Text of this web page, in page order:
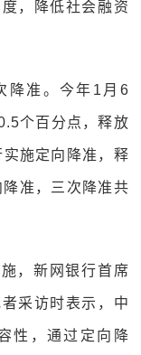
，降低社会融资
降准。今年1月6
个百分点，释放
施定向降准，释
准，三次降准共
，新网银行首席
采访时表示，中
性，通过定向降